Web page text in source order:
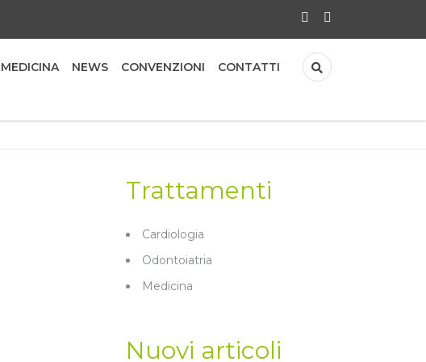
MEDICINA NEWS CONVENZIONI CONTATTI
Trattamenti
Cardiologia
Odontoiatria
Medicina
Nuovi articoli